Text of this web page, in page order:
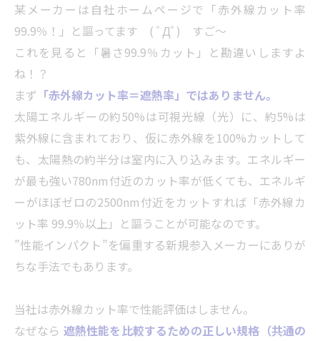
某メーカーは自社ホームページで「赤外線カット率
99.9％！」と謳ってます ( ﾟДﾟ) すご～
これを見ると「暑さ99.9％カット」と勘違いしますよ
ね！？
まず 「赤外線カット率＝遮熱率」ではありません。
太陽エネルギーの約50%は可視光線（光）に、約5%は
紫外線に含まれており、仮に赤外線を100%カットして
も、太陽熱の約半分は室内に入り込みます。エネルギー
が最も強い780nm付近のカット率が低くても、エネルギ
ーがほぼゼロの2500nm付近をカットすれば「赤外線カ
ット率 99.9％以上」と謳うことが可能なのです。
”性能インパクト”を偏重する新規参入メーカーにありが
ちな手法でもあります。
当社は赤外線カット率で性能評価はしません。
なぜなら 遮熱性能を比較するための正しい規格（共通の